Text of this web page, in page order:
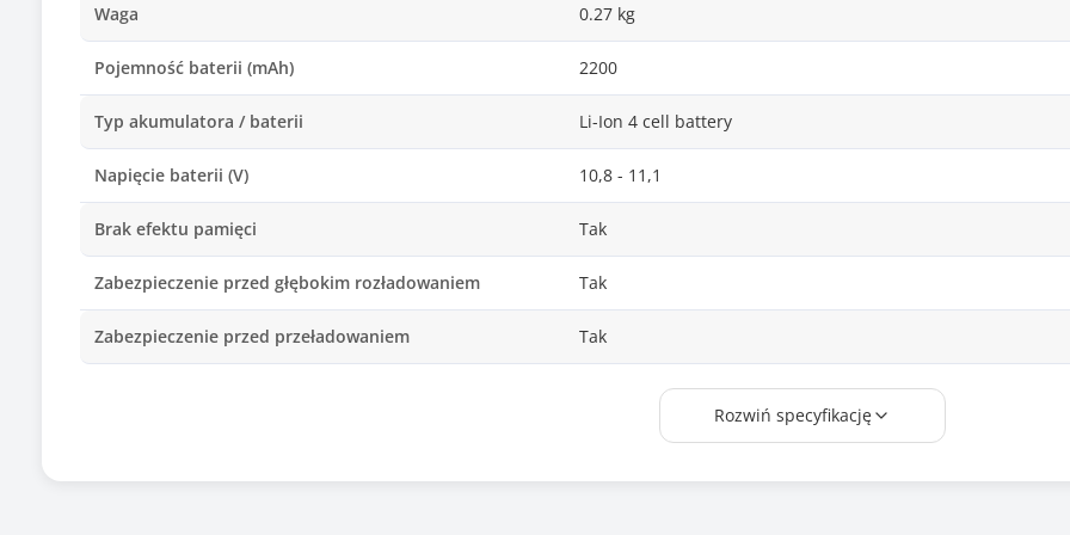
Waga 0.27 kg
Pojemność baterii (mAh) 2200
Typ akumulatora / baterii Li-Ion 4 cell battery
Napięcie baterii (V) 10,8 - 11,1
Brak efektu pamięci Tak
Zabezpieczenie przed głębokim rozładowaniem Tak
Zabezpieczenie przed przeładowaniem Tak
2LP34AA, 919681-221, 919681-231, 919681-241, 919681-241 ,
919681-831, 919682-121, 919682-131, 919682-141, 919682-
Rozwiń specyfikację